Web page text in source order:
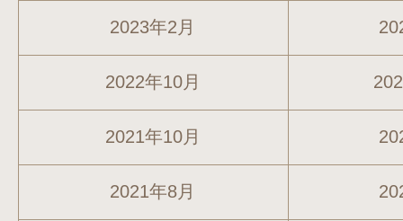
2023年2月
2022年10月
2021年10月
2021年8月